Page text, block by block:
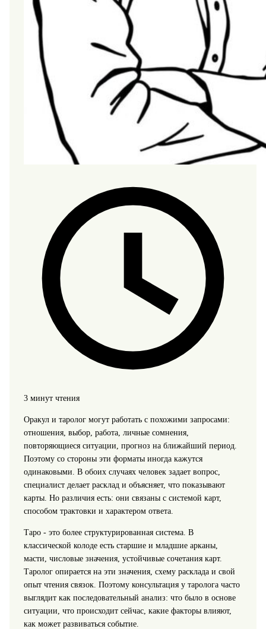
3 минут чтения
Оракул и таролог могут работать с похожими запросами:
отношения, выбор, работа, личные сомнения,
повторяющиеся ситуации, прогноз на ближайший период.
Поэтому со стороны эти форматы иногда кажутся
одинаковыми. В обоих случаях человек задает вопрос,
специалист делает расклад и объясняет, что показывают
карты. Но различия есть: они связаны с системой карт,
способом трактовки и характером ответа.
Таро - это более структурированная система. В
классической колоде есть старшие и младшие арканы,
масти, числовые значения, устойчивые сочетания карт.
Таролог опирается на эти значения, схему расклада и свой
опыт чтения связок. Поэтому консультация у таролога часто
выглядит как последовательный анализ: что было в основе
ситуации, что происходит сейчас, какие факторы влияют,
как может развиваться событие.